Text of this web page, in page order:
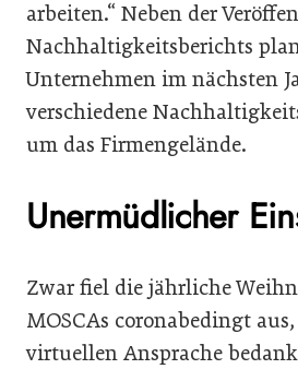
arbeiten.“ Neben der
Nachhaltigkeitsberichts
Unternehmen im nächsten
verschiedene
um das Firmengelände.
Unermüdlicher
Zwar fiel die jährliche
MOSCAs coronabedingt
virtuellen Ansprache